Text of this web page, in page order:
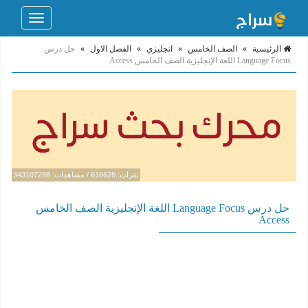
Toggle
الرئيسية » الصف الخامس » انجليزي » الفصل الاول » حل درس
Language Focus اللغة الإنجليزية الصف الخامس Access
نقرات: 616628 / مشاهدات: 343107288
حل درس Language Focus اللغة الإنجليزية الصف الخامس
Access